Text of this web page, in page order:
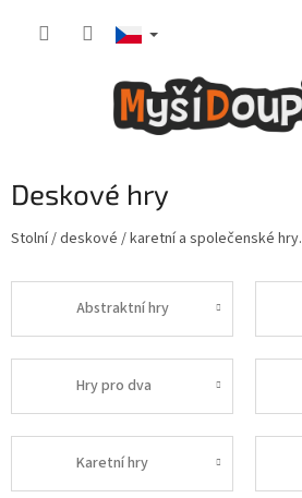
Deskové hry
Stolní / deskové / karetní a společenské hry.
Abstraktní hry
Hry pro dva
Karetní hry